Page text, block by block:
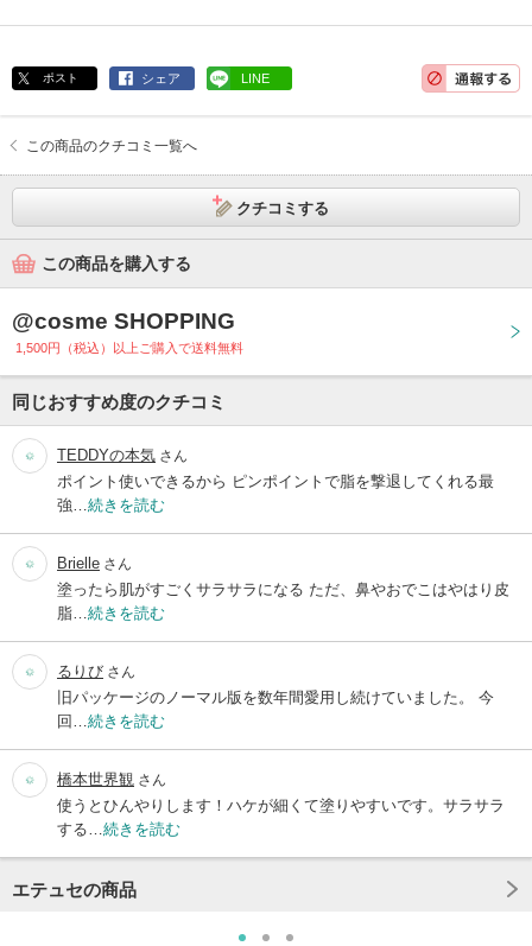
ポスト シェア LINE
この商品のクチコミ一覧へ
クチコミする
この商品を購入する
@cosme SHOPPING
1,500円（税込）以上ご購入で送料無料
同じおすすめ度のクチコミ
TEDDYの本気 さん
ポイント使いできるから ピンポイントで脂を撃退してくれる最
強… 続きを読む
Brielle さん
塗ったら肌がすごくサラサラになる ただ、鼻やおでこはやはり皮
脂… 続きを読む
るりび さん
旧パッケージのノーマル版を数年間愛用し続けていました。 今
回… 続きを読む
橋本世界観 さん
使うとひんやりします！ハケが細くて塗りやすいです。サラサラ
する… 続きを読む
エテュセの商品